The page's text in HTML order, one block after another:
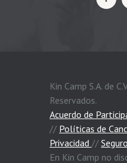
Kin Camp S.A. de
Reservados.
Acuerdo de
// Políticas de
Privacidad //
En Kin Camp no